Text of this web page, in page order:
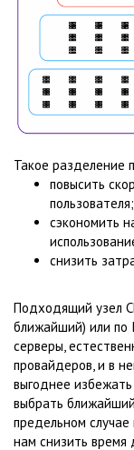
Такое разделение
повысить
пользователя;
сэкономить
снизить
Подходящий узел
ближайший) или по
серверы,
провайдеров, и в
выгоднее
выбрать
предельном случае
нам снизить время